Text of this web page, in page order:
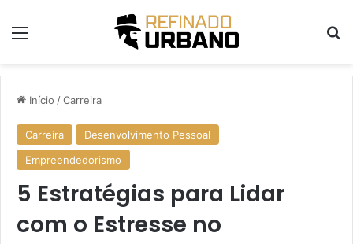
Menu
Início /Carreira
Carreira
Desenvolvimento Pessoal
Empreendedorismo
5 Estratégias para Lidar
com o Estresse no